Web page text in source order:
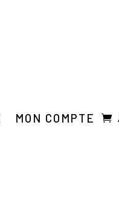
MON COMPTE